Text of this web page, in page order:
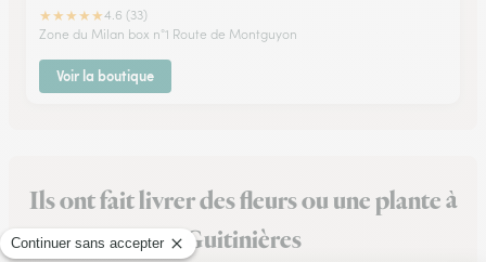
★★★★★4.6 (33)
Zone du Milan box n°1 Route de Montguyon
Voir la boutique
Ils ont fait livrer des fleurs ou une plante à
Guitinières